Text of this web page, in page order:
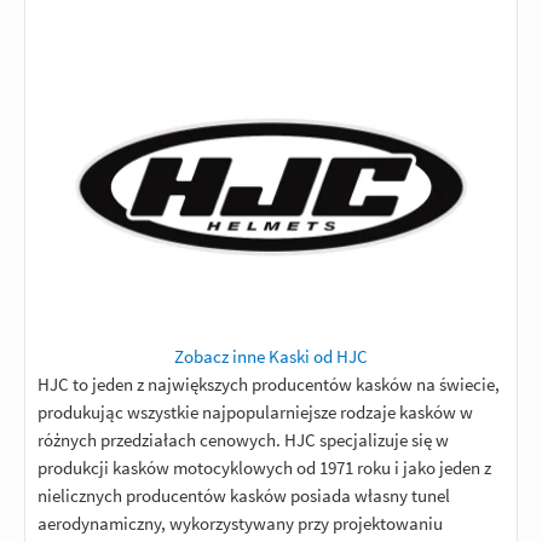
niego napaliłem ??
Odpowiedz Przydatna (34)| Nieprzydatna (
Ocena:
1 | | Motocykl:
Honda CBR 1100XX Super Blackbird (1999 -
Witam.
W marcu kupiłem kask HJC i70 Eluma
black/grey i przyznam szczerze jestem
bardzo zawiedziony ponieważ po
godzinie jazdy uszy tak bolą, że trzeba
Zobacz inne Kaski od HJC
HJC to jeden z największych producentów kasków na świecie,
produkując wszystkie najpopularniejsze rodzaje kasków w
różnych przedziałach cenowych. HJC specjalizuje się w
produkcji kasków motocyklowych od 1971 roku i jako jeden z
nielicznych producentów kasków posiada własny tunel
aerodynamiczny, wykorzystywany przy projektowaniu